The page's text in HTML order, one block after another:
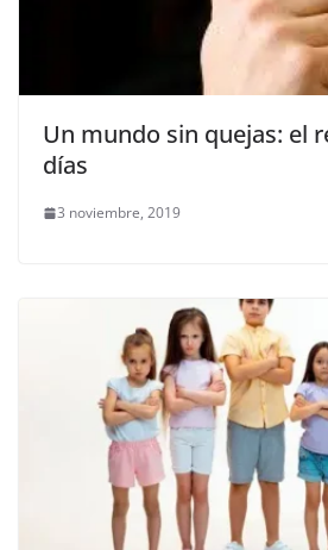
Un mundo sin quejas: el
días
3 noviembre, 2019